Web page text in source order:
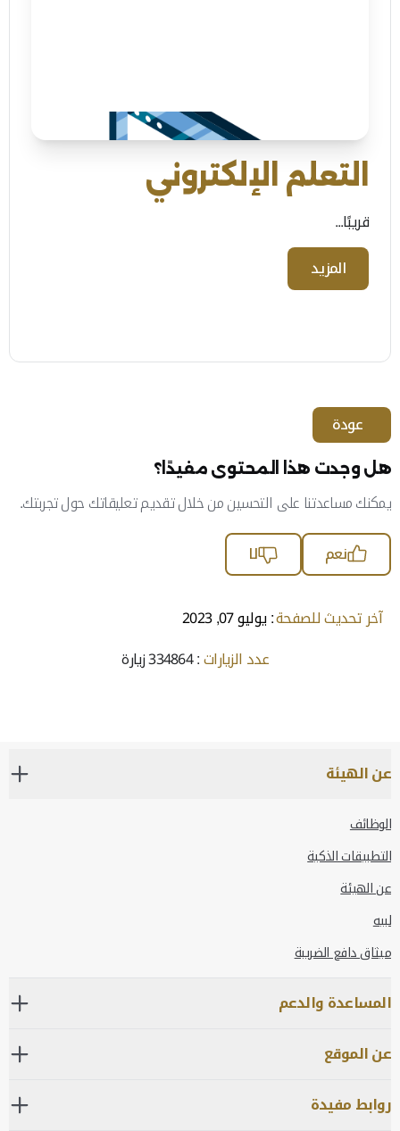
التعلم الإلكتروني
قريبًا...
المزيد
عودة
هل وجدت هذا المحتوى مفيدًا؟
يمكنك مساعدتنا على التحسين من خلال تقديم تعليقاتك حول تجربتك.
نعم
لا
آخر تحديث للصفحة: يوليو 07, 2023
عدد الزيارات: 334864 زيارة
عن الهيئة
الوظائف
التطبيقات الذكية
عن الهيئة
لبيه
ميثاق دافع الضريبة
المساعدة والدعم
عن الموقع
روابط مفيدة